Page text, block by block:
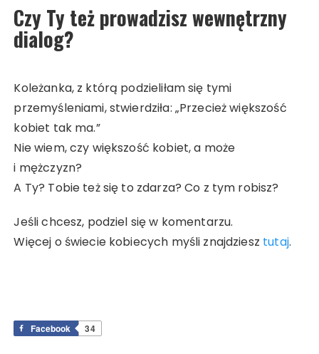
Czy Ty też prowadzisz wewnętrzny
dialog?
Koleżanka, z którą podzieliłam się tymi
przemyśleniami, stwierdziła: „Przecież większość
kobiet tak ma.”
Nie wiem, czy większość kobiet, a może
i mężczyzn?
A Ty? Tobie też się to zdarza? Co z tym robisz?
Jeśli chcesz, podziel się w komentarzu.
Więcej o świecie kobiecych myśli znajdziesz tutaj.
Facebook 34